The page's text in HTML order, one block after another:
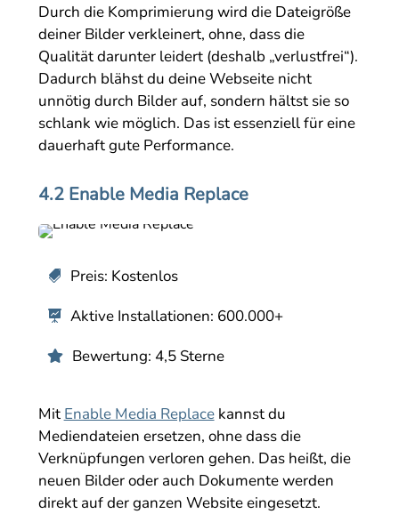
Durch die Komprimierung wird die Dateigröße
deiner Bilder verkleinert, ohne, dass die
Qualität darunter leidert (deshalb „verlustfrei“).
Dadurch blähst du deine Webseite nicht
unnötig durch Bilder auf, sondern hältst sie so
schlank wie möglich. Das ist essenziell für eine
dauerhaft gute Performance.
4.2 Enable Media Replace
 Preis: Kostenlos
 Aktive Installationen: 600.000+
 Bewertung: 4,5 Sterne
Mit Enable Media Replacekannst du
Mediendateien ersetzen, ohne dass die
Verknüpfungen verloren gehen. Das heißt, die
neuen Bilder oder auch Dokumente werden
direkt auf der ganzen Website eingesetzt.